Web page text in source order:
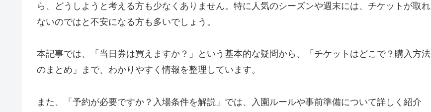
ら、どうしようと考える方も少なくありません。特に人気のシーズンや週末には、チケットが取れ
ないのではと不安になる方も多いでしょう。
本記事では、「当日券は買えますか？」という基本的な疑問から、「チケットはどこで？購入方法
のまとめ」まで、わかりやすく情報を整理しています。
また、「予約が必要ですか？入場条件を解説」では、入園ルールや事前準備について詳しく紹介